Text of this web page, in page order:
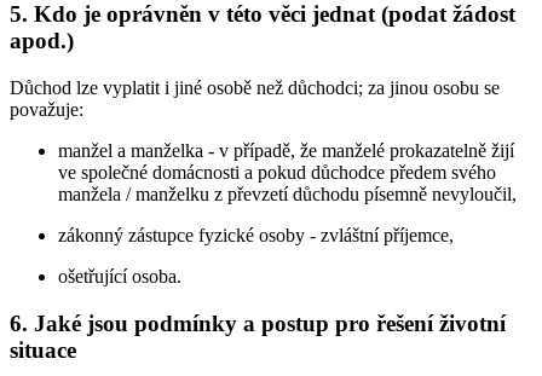
5. Kdo je oprávněn v této věci jednat (podat žádost
apod.)
Důchod lze vyplatit i jiné osobě než důchodci; za jinou osobu se
považuje:
manžel a manželka - v případě, že manželé prokazatelně žijí
ve společné domácnosti a pokud důchodce předem svého
manžela / manželku z převzetí důchodu písemně nevyloučil,
zákonný zástupce fyzické osoby - zvláštní příjemce,
ošetřující osoba.
6. Jaké jsou podmínky a postup pro řešení životní
situace